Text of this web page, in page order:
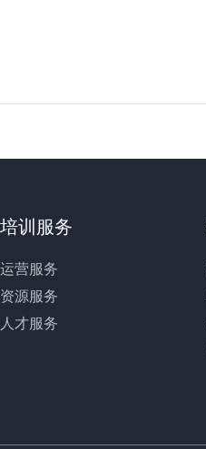
培训服务
运营服务
资源服务
人才服务